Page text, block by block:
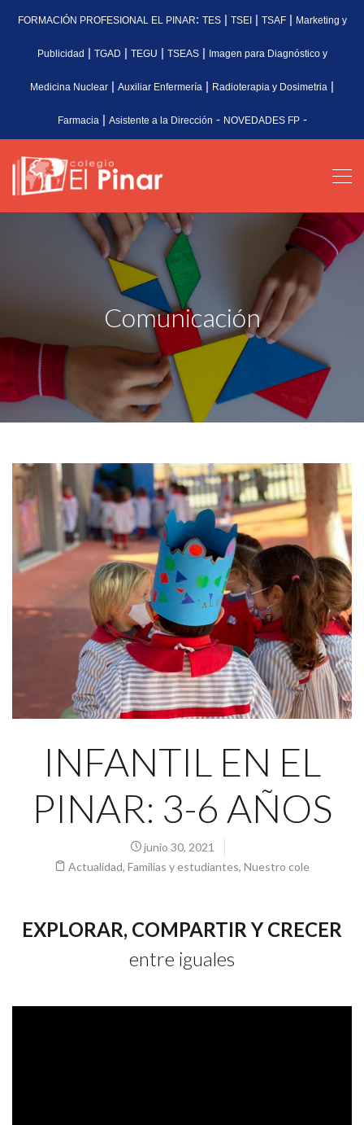
FORMACIÓN PROFESIONAL EL PINAR: TES| TSEI| TSAF| Marketing y
Publicidad | TGAD | TEGU | TSEAS| Imagen para Diagnóstico y
Medicina Nuclear | Auxiliar Enfermería | Radioterapia y Dosimetria |
Farmacia | Asistente a la Dirección - NOVEDADES FP-
Comunicación
INFANTIL EN EL
PINAR: 3-6 AÑOS
junio 30, 2021
Actualidad, Familias y estudiantes, Nuestro cole
EXPLORAR, COMPARTIR Y CRECER
entre iguales